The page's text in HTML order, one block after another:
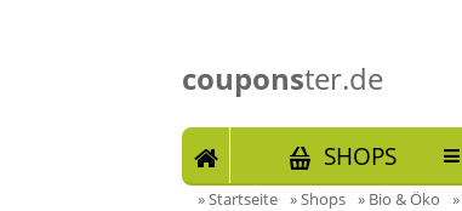
couponster.de
START SHOPS
»Startseite »Shops » Bio & Öko »